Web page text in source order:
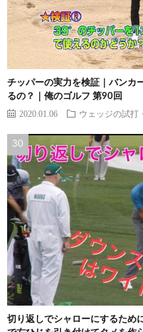
チッパーの実力を検証｜バンカ
るの？｜俺のゴルフ 第90回
2020.01.06 ウェッジの試打
切り返しでシャローにするため